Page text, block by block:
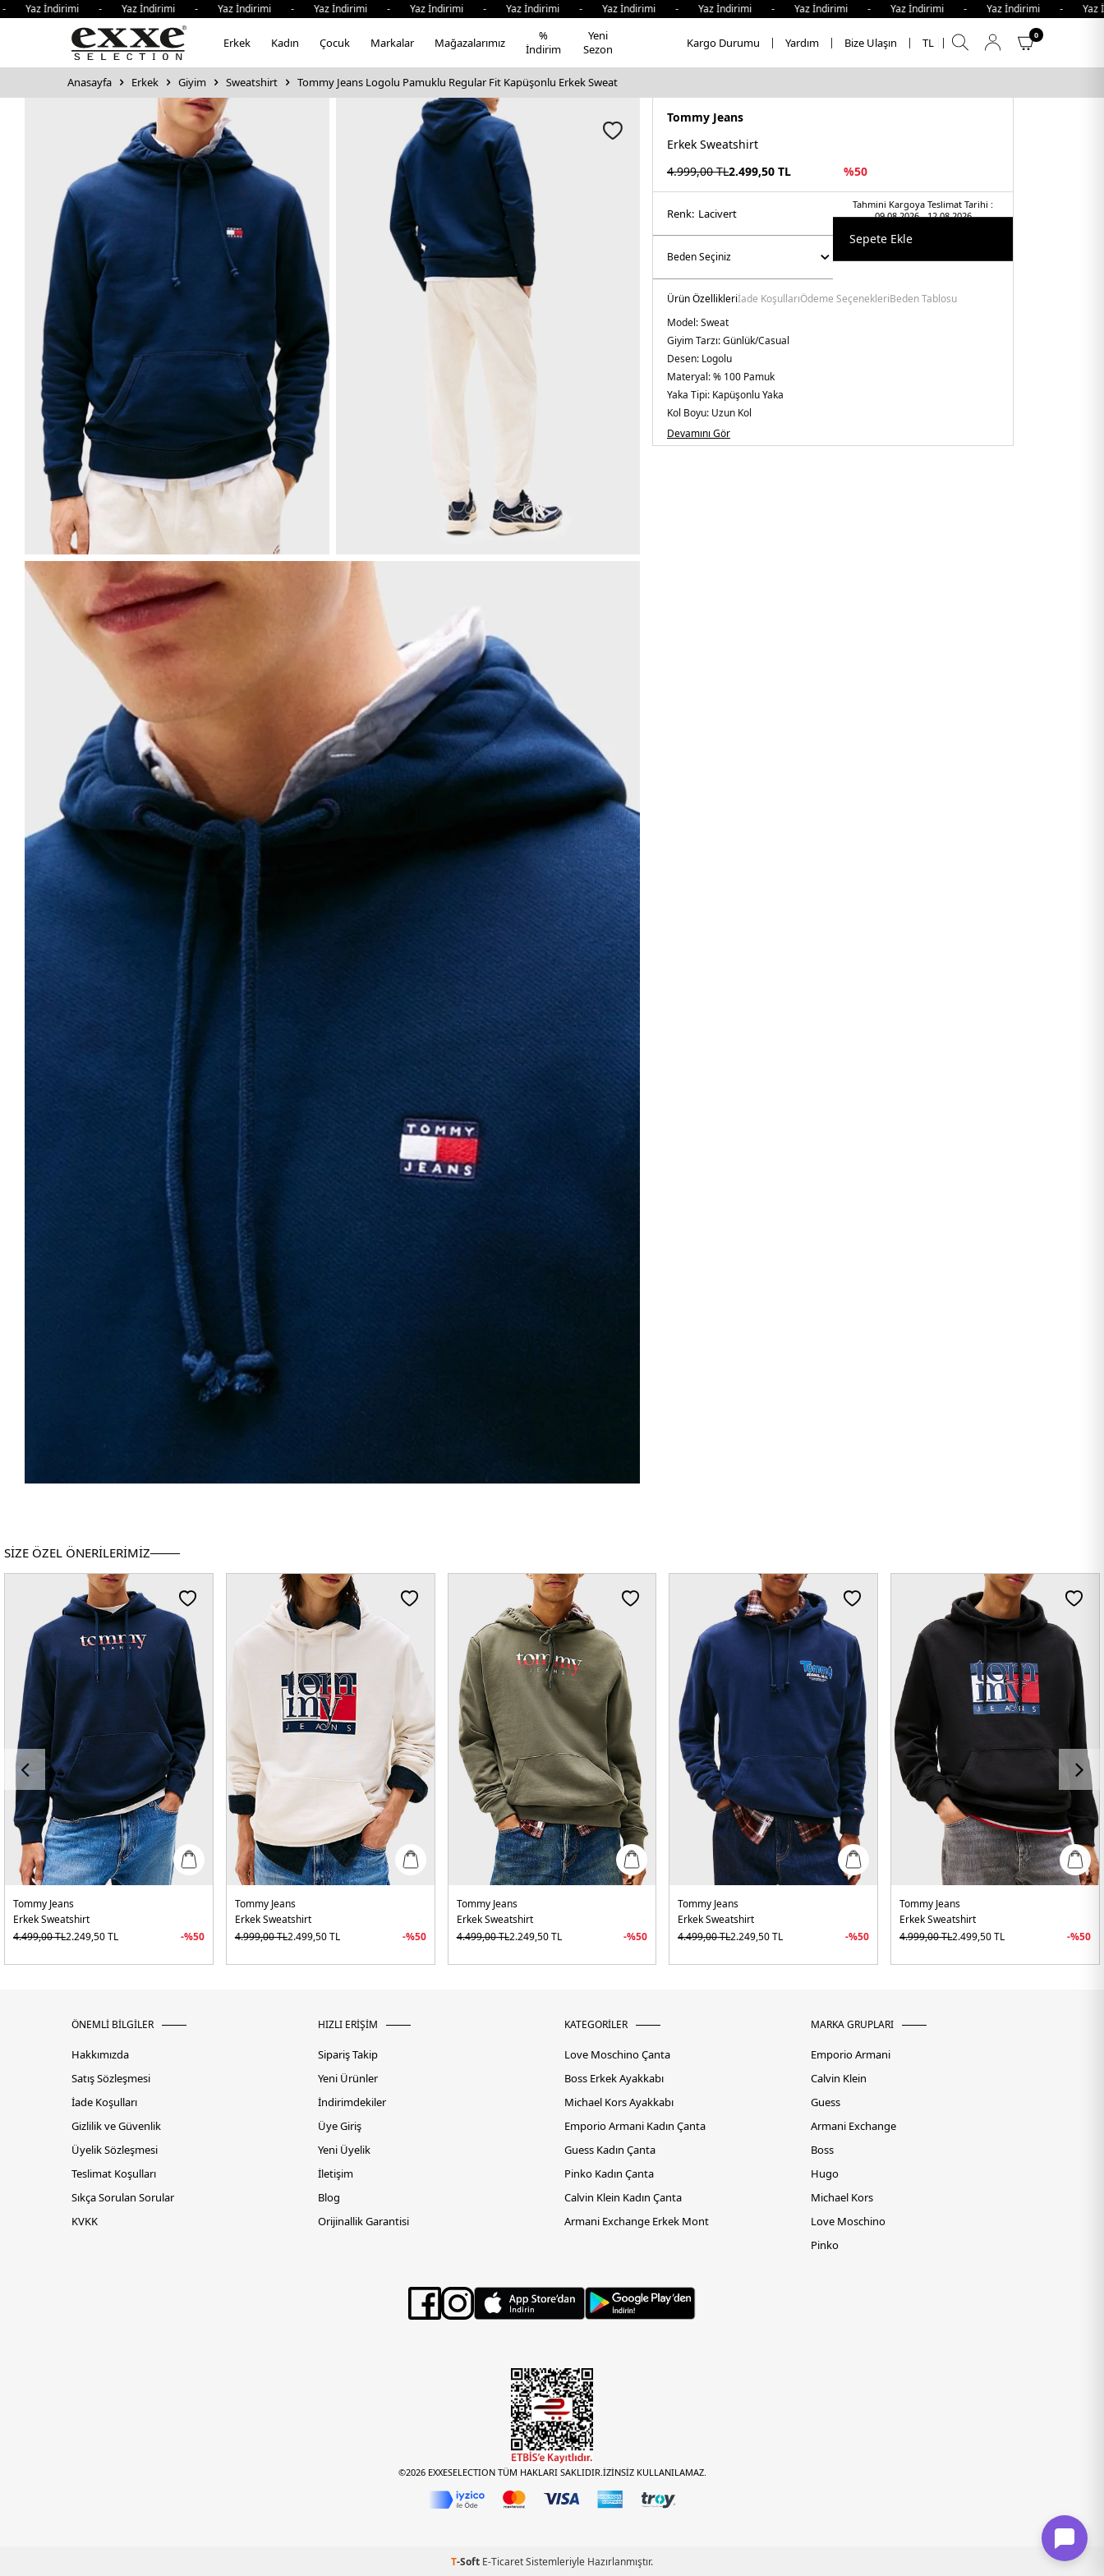
- Yaz İndirimi - Yaz İndirimi - Yaz İndirimi - Yaz İndirimi - Yaz İndirimi - Yaz İndirimi - Yaz İndirimi - Yaz İndirimi - Yaz İndirimi - Yaz İndirimi -
Erkek Kadın Çocuk Markalar Mağazalarımız
%
İndirim
Yeni
Sezon
Kargo Durumu Yardım Bize Ulaşın TL
0
Anasayfa Erkek Giyim Sweatshirt Tommy Jeans Logolu Pamuklu Regular Fit Kapüşonlu Erkek Sweat
Tommy Jeans
Erkek Sweatshirt
4.999,00TL2.499,50 TL %50
Tahmini Kargoya Teslimat Tarihi :
09.08.2026 - 12.08.2026
Renk: laci̇vert
Sepete Ekle
Ürün Özellikleriİade KoşullarıÖdeme SeçenekleriBeden Tablosu
Model:Sweat
Giyim Tarzı:Günlük/Casual
Desen: Logolu
Materyal:% 100 Pamuk
Yaka Tipi: Kapüşonlu Yaka
Kol Boyu: Uzun Kol
Cep Tipi:Kanguru Cepli
Kalıp Bilgisi:Regular Fit
Devamını Gör
SİZE ÖZEL ÖNERİLERİMİZ
Tommy Jeans
Erkek Sweatshirt
4.499,00TL2.249,50TL -%50
Tommy Jeans
Erkek Sweatshirt
4.999,00TL2.499,50TL -%50
Tommy Jeans
Erkek Sweatshirt
4.499,00TL2.249,50TL -%50
Tommy Jeans
Erkek Sweatshirt
4.499,00TL2.249,50TL -%50
Tommy Jeans
Erkek Sweatshirt
4.999,00TL2.499,50TL -%50
ÖNEMLİ BİLGİLER
Hakkımızda
Satış Sözleşmesi
İade Koşulları
Gizlilik ve Güvenlik
Üyelik Sözleşmesi
Teslimat Koşulları
Sıkça Sorulan Sorular
KVKK
HIZLI ERİŞİM
Sipariş Takip
Yeni Ürünler
İndirimdekiler
Üye Giriş
Yeni Üyelik
İletişim
Blog
Orijinallik Garantisi
KATEGORİLER
Love Moschino Çanta
Boss Erkek Ayakkabı
Michael Kors Ayakkabı
Emporio Armani Kadın Çanta
Guess Kadın Çanta
Pinko Kadın Çanta
Calvin Klein Kadın Çanta
Armani Exchange Erkek Mont
MARKA GRUPLARI
Emporio Armani
Calvin Klein
Guess
Armani Exchange
Boss
Hugo
Michael Kors
Love Moschino
Pinko
©2026 EXXESELECTION TÜM HAKLARI SAKLIDIR.İZİNSİZ KULLANILAMAZ.
T-Soft E-TicaretSistemleriyle Hazırlanmıştır.